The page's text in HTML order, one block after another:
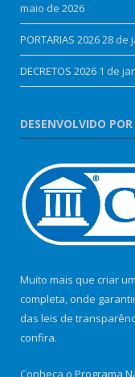
maio de 2026
PORTARIAS 202628 de
DECRETOS 2026 1 de
DESENVOLVIDO
Muito mais que criar
completa, onde
das leis de
confira.
Conheça o Programa